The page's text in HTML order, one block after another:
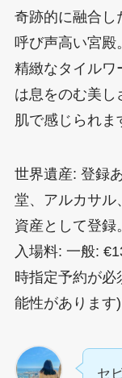
奇跡的に融合し
呼び声高い宮殿。
精緻なタイルワ
は息をのむ美し
肌で感じられま
世界遺産: 登録
堂、アルカサル
資産として登録
入場料: 一般:
時指定予約が必
能性があります)
セ